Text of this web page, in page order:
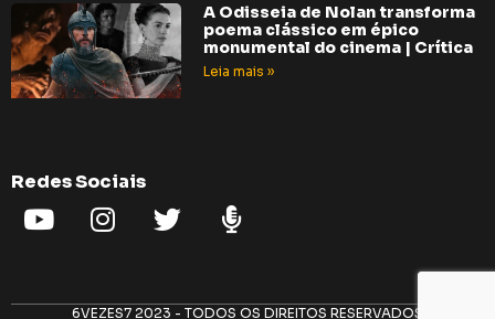
A Odisseia de Nolan transforma
poema clássico em épico
monumental do cinema | Crítica
Leia mais »
Redes Sociais
6VEZES7 2023 - TODOS OS DIREITOS RESERVADOS